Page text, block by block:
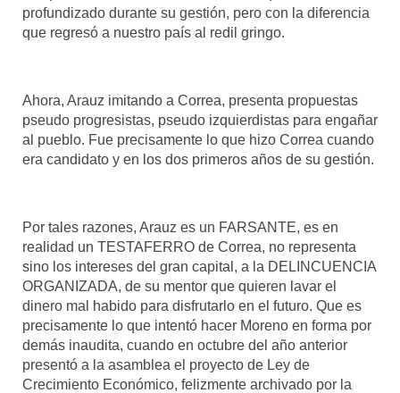
profundizado durante su gestión, pero con la diferencia
que regresó a nuestro país al redil gringo.
Ahora, Arauz imitando a Correa, presenta propuestas
pseudo progresistas, pseudo izquierdistas para engañar
al pueblo. Fue precisamente lo que hizo Correa cuando
era candidato y en los dos primeros años de su gestión.
Por tales razones, Arauz es un FARSANTE, es en
realidad un TESTAFERRO de Correa, no representa
sino los intereses del gran capital, a la DELINCUENCIA
ORGANIZADA, de su mentor que quieren lavar el
dinero mal habido para disfrutarlo en el futuro. Que es
precisamente lo que intentó hacer Moreno en forma por
demás inaudita, cuando en octubre del año anterior
presentó a la asamblea el proyecto de Ley de
Crecimiento Económico, felizmente archivado por la